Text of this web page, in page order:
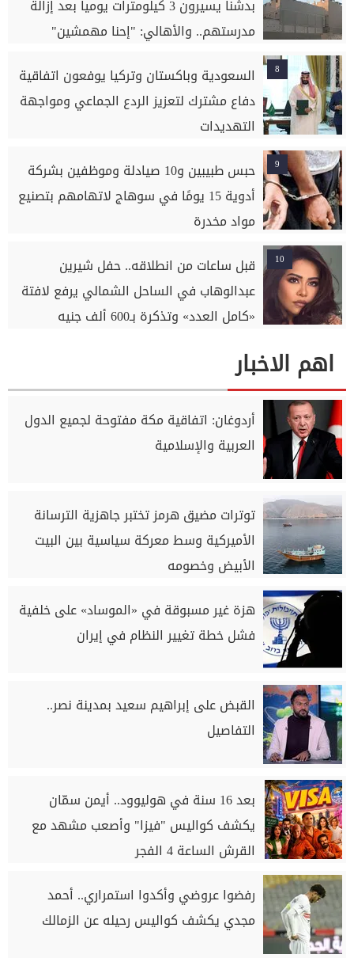
بدشنا يسيرون 3 كيلومترات يوميا بعد إزالة
مدرستهم.. والأهالي: "إحنا مهمشين"
8
السعودية وباكستان وتركيا يوفعون اتفاقية
دفاع مشترك لتعزيز الردع الجماعي ومواجهة
التهديدات
9
حبس طبيبين و10 صيادلة وموظفين بشركة
أدوية 15 يومًا في سوهاج لاتهامهم بتصنيع
مواد مخدرة
10
قبل ساعات من انطلاقه.. حفل شيرين
عبدالوهاب في الساحل الشمالي يرفع لافتة
«كامل العدد» وتذكرة بـ600 ألف جنيه
اهم الاخبار
أردوغان: اتفاقية مكة مفتوحة لجميع الدول
العربية والإسلامية
توترات مضيق هرمز تختبر جاهزية الترسانة
الأميركية وسط معركة سياسية بين البيت
الأبيض وخصومه
هزة غير مسبوقة في «الموساد» على خلفية
فشل خطة تغيير النظام في إيران
القبض على إبراهيم سعيد بمدينة نصر..
التفاصيل
بعد 16 سنة في هوليوود.. أيمن سمّان
يكشف كواليس "فيزا" وأصعب مشهد مع
القرش الساعة 4 الفجر
رفضوا عروضي وأكدوا استمراري.. أحمد
مجدي يكشف كواليس رحيله عن الزمالك